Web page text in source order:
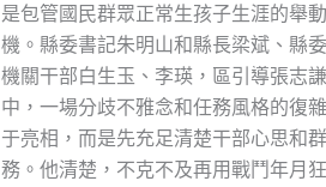
是包管國民群眾正常生孩子生涯的舉
機。縣委書記朱明山和縣長梁斌、縣
機關干部白生玉、李瑛，區引導張志
中，一場分歧不雅念和任務風格的復
于亮相，而是先充足清楚干部心思和
務。他清楚，不克不及再用戰鬥年月